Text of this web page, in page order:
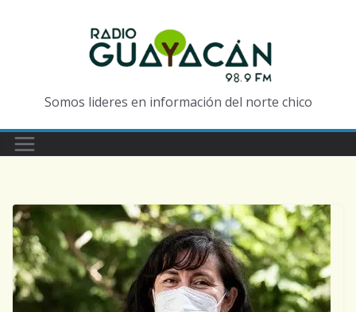
Somos lideres en información del norte chico